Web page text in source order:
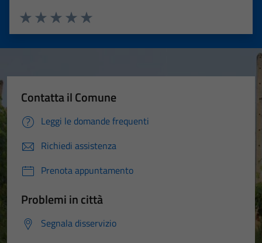
Valuta 5 stelle su 5
Valuta 4 stelle su 5
Valuta 3 stelle su 5
Valuta 2 stelle su 5
Valuta 1 stelle su 5
Contatta il Comune
Leggi le domande frequenti
Richiedi assistenza
Prenota appuntamento
Problemi in città
Segnala disservizio